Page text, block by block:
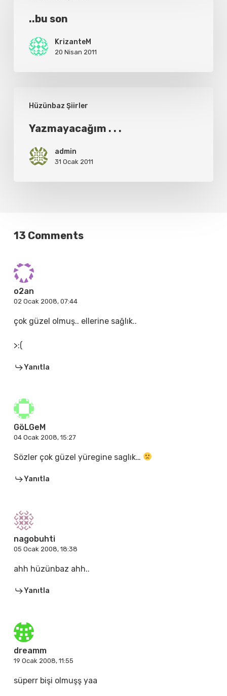
..bu son
KrizanteM
20 Nisan 2011
Hüzünbaz Şiirler
Yazmayacağım . . .
admin
31 Ocak 2011
13 Comments
o2an
02 Ocak 2008, 07:44
çok güzel olmuş.. ellerine sağlık..
>:(
Yanıtla
GöLGeM
04 Ocak 2008, 15:27
Sözler çok güzel yüregine saglık…
Yanıtla
nagobuhti
05 Ocak 2008, 18:38
ahh hüzünbaz ahh..
Yanıtla
dreamm
19 Ocak 2008, 11:55
süperr bişi olmuşş yaa